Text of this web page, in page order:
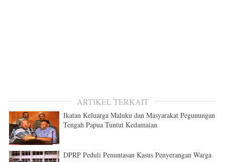
ARTIKEL TERKAIT
Ikatan Keluarga Maluku dan Masyarakat Pegunungan
Tengah Papua Tuntut Kedamaian
DPRP Peduli Penuntasan Kasus Penyerangan Warga